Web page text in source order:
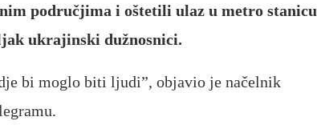
područjima i oštetili ulaz u metro stanicu
ukrajinski dužnosnici.
bi moglo biti ljudi”, objavio je načelnik